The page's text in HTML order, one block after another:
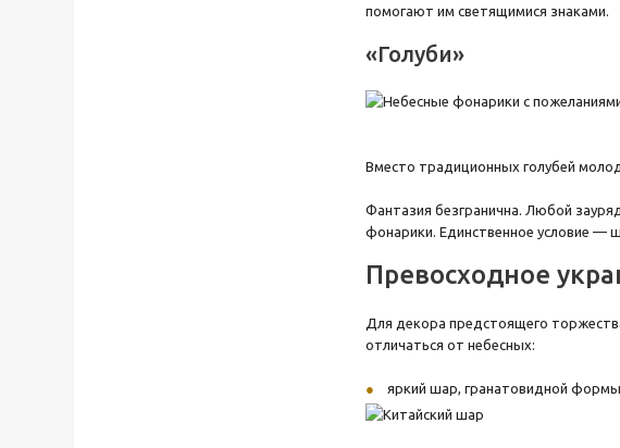
помогают им светящимися знаками.
«Голуби»
Вместо традиционных голубей
Фантазия безгранична. Любой
фонарики. Единственное условие —
Превосходное
Для декора предстоящего
отличаться от небесных:
яркий шар, гранатовидной